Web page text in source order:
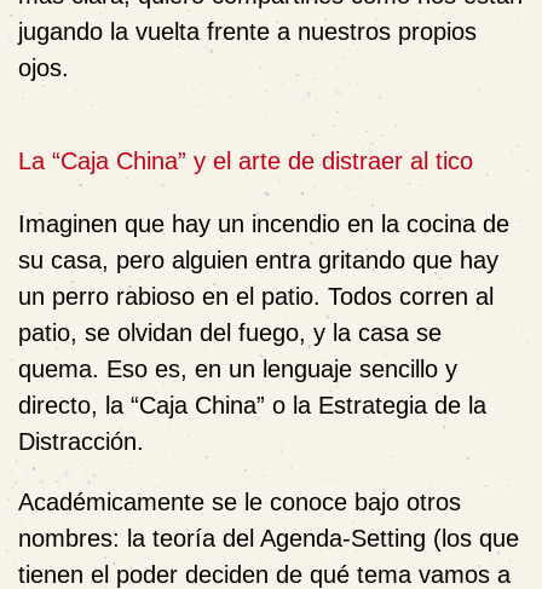
jugando la vuelta frente a nuestros propios
ojos.
La “Caja China” y el arte de distraer al tico
Imaginen que hay un incendio en la cocina de
su casa, pero alguien entra gritando que hay
un perro rabioso en el patio. Todos corren al
patio, se olvidan del fuego, y la casa se
quema. Eso es, en un lenguaje sencillo y
directo, la “Caja China” o la Estrategia de la
Distracción.
Académicamente se le conoce bajo otros
nombres: la teoría del Agenda-Setting (los que
tienen el poder deciden de qué tema vamos a